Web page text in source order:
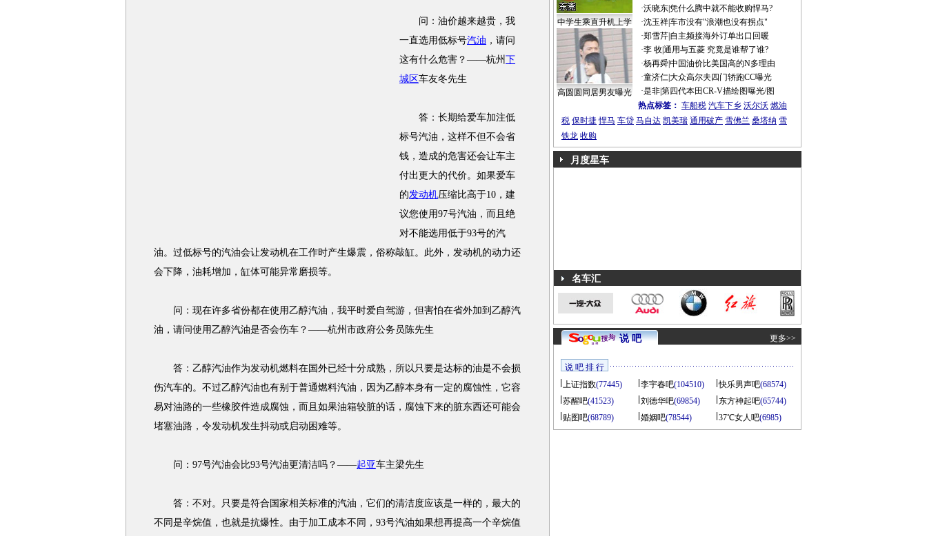
问：油价越来越贵，我
一直选用低标号汽油 ，请问
这有什么危害？——杭州 下
城区车友冬先生
答：长期给爱车加注低
标号汽油，这样不但不会省
钱，造成的危害还会让车主
付出更大的代价。如果爱车
的发动机压缩比高于10，建
议您使用97号汽油，而且绝
对不能选用低于93号的汽
油。过低标号的汽油会让发动机在工作时产生爆震，俗称敲缸。此外，发动机的动力还
会下降，油耗增加，缸体可能异常磨损等。
问：现在许多省份都在使用乙醇汽油，我平时爱自驾游，但害怕在省外加到乙醇汽
油，请问使用乙醇汽油是否会伤车？——杭州市政府公务员陈先生
答：乙醇汽油作为发动机燃料在国外已经十分成熟，所以只要是达标的油是不会损
伤汽车的。不过乙醇汽油也有别于普通燃料汽油，因为乙醇本身有一定的腐蚀性，它容
易对油路的一些橡胶件造成腐蚀，而且如果油箱较脏的话，腐蚀下来的脏东西还可能会
堵塞油路，令发动机发生抖动或启动困难等。
问：97号汽油会比93号汽油更清洁吗？——起亚车主梁先生
答：不对。只要是符合国家相关标准的汽油，它们的清洁度应该是一样的，最大的
不同是辛烷值，也就是抗爆性。由于加工成本不同，93号汽油如果想再提高一个辛烷值
中学生乘直升机上学
高圆圆同居男友曝光
·沃晓东|凭什么腾中就不能收购悍马?
·沈玉祥|车市没有"浪潮也没有拐点"
·郑雪芹| 自主频接海外订单出口回暖
·李 牧|通用与五菱 究竟是谁帮了谁?
·杨再舜|中国油价比美国高的N多理由
·童济仁|大众高尔夫四门轿跑CC曝光
·是非|第四代本田CR-V描绘图曝光/图
热点标签： 车船税 汽车下乡 沃尔沃 燃油
税 保时捷 悍马 车贷 马自达 凯美瑞 通用破产 雪佛兰 桑塔纳 雪
铁龙 收购
月度星车
名车汇
说 吧 更多>>
说 吧 排 行
上证指数(77445) 李宇春吧(104510) 快乐男声吧(68574)
苏醒吧(41523) 刘德华吧(69854) 东方神起吧(65744)
贴图吧(68789) 婚姻吧(78544) 37℃女人吧(6985)